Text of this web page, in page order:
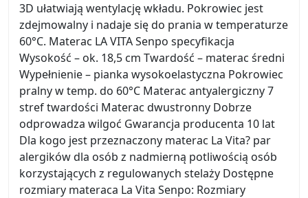
3D ułatwiają wentylację wkładu. Pokrowiec jest
zdejmowalny i nadaje się do prania w temperaturze
60°C. Materac LA VITA Senpo specyfikacja
Wysokość – ok. 18,5 cm Twardość – materac średni
Wypełnienie – pianka wysokoelastyczna Pokrowiec
pralny w temp. do 60°C Materac antyalergiczny 7
stref twardości Materac dwustronny Dobrze
odprowadza wilgoć Gwarancja producenta 10 lat
Dla kogo jest przeznaczony materac La Vita? par
alergików dla osób z nadmierną potliwością osób
korzystających z regulowanych stelaży Dostępne
rozmiary materaca La Vita Senpo: Rozmiary